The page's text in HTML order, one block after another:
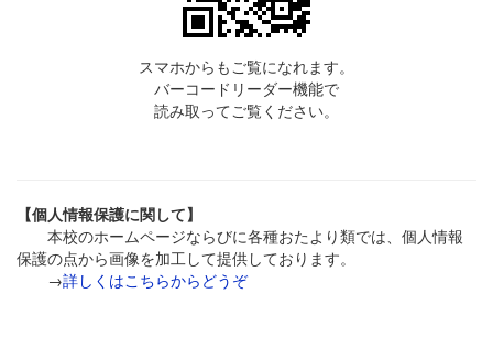
スマホからもご覧になれます。
バーコードリーダー機能で
読み取ってご覧ください。
【個人情報保護に関して】
本校のホームページならびに各種おたより類では、個人情報
保護の点から画像を加工して提供しております。
→詳しくはこちらからどうぞ